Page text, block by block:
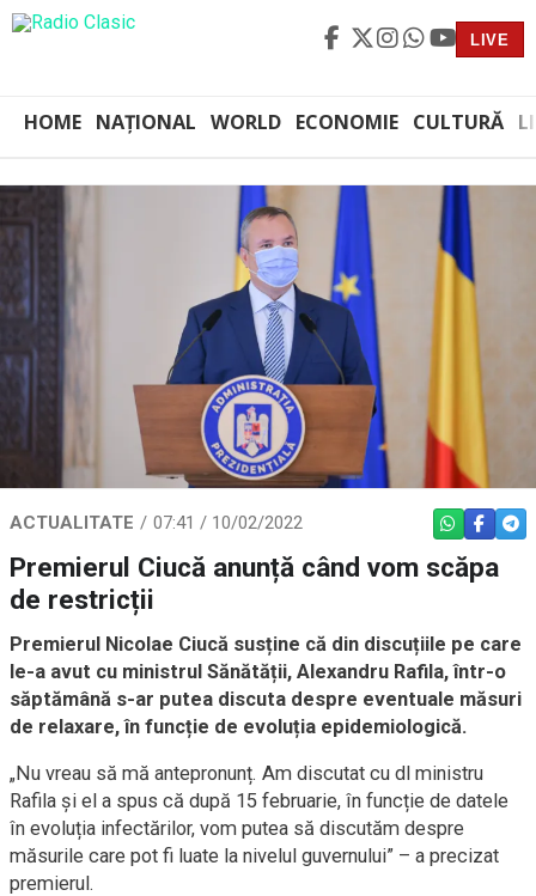
LIVE
HOME NAȚIONAL WORLD ECONOMIE CULTURĂ
ACTUALITATE 07:41 / 10/02/2022 WHATSAPP
Premierul Ciucă anunță când vom scăpa
de restricții
Premierul Nicolae Ciucă susține că din discuțiile pe care
le-a avut cu ministrul Sănătății, Alexandru Rafila, într-o
săptămână s-ar putea discuta despre eventuale măsuri
de relaxare, în funcție de evoluția epidemiologică.
„Nu vreau să mă antepronunț. Am discutat cu dl ministru
Rafila și el a spus că după 15 februarie, în funcție de datele
în evoluția infectărilor, vom putea să discutăm despre
măsurile care pot fi luate la nivelul guvernului” – a precizat
premierul.